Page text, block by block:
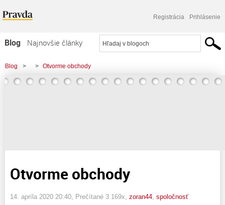
Registrácia Prihlásenie
Blog
Najnovšie články
Najčítanejšie články
Najkomentovanejšie články
Blog > > Otvorme obchody
Otvorme obchody
14. apríla 2020 20:40 , Prečítané 3 169x, zoran44 spoločnosť